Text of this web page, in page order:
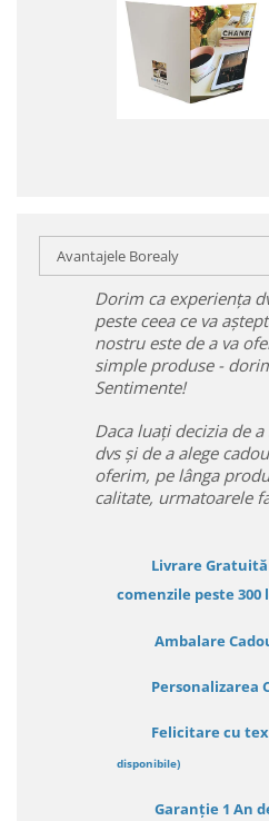
Avantajele Borealy
Dorim ca experiența
peste ceea ce va
nostru este de a va
simple produse -
Sentimente!
Daca luați decizia de
dvs și de a alege
oferim, pe lânga
calitate, urmatoarele
Livrare
comenzile peste 300
Ambalare
Personalizarea
Felicitare cu
disponibile)
Garanție 1 An